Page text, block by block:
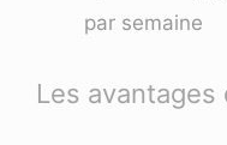
par semaine
Les avantages